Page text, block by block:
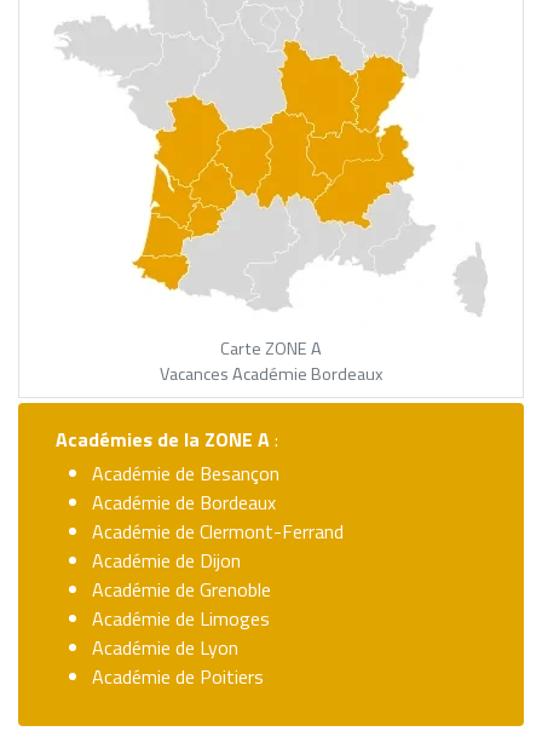
Carte ZONE A
Vacances Académie Bordeaux
Académiesde la ZONE A:
Académie de Besançon
Académie de Bordeaux
Académie de Clermont-Ferrand
Académie de Dijon
Académie de Grenoble
Académie de Limoges
Académie de Lyon
Académie de Poitiers